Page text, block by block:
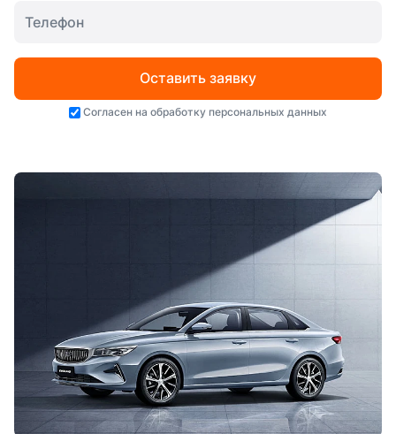
Оставить заявку
Согласен на обработку персональных данных